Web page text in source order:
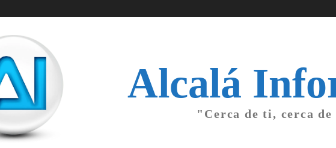
Alcalá
"Cerca de ti, cerca